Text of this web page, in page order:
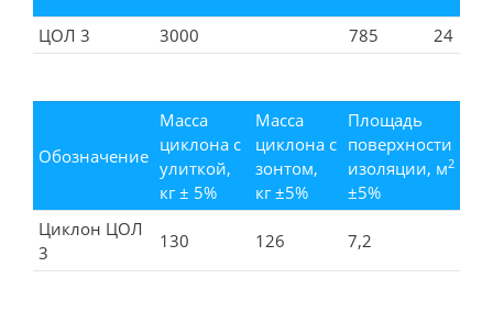
ЦОЛ 3 3000 785 24
Обозначение
Масса
циклона с
улиткой,
кг ± 5%
Масса
циклона с
зонтом,
кг ±5%
Площадь
поверхности
изоляции, м2
±5%
Циклон ЦОЛ
3
130 126 7,2